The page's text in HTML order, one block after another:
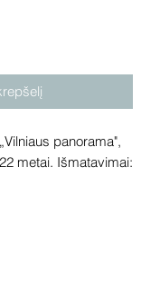
panorama",
metai. Išmatavimai: